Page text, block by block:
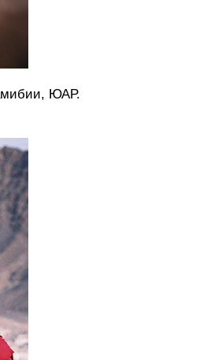
ЮАР.